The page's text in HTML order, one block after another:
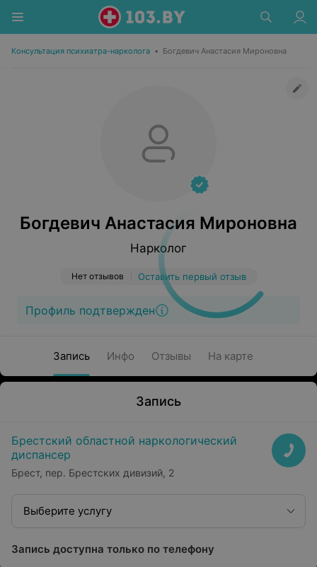
Консультация психиатра-нарколога • Богдевич Анастасия Мироновна
Богдевич Анастасия Мироновна
Нарколог
Нет отзывов Оставить первый отзыв
Профиль подтвержден
Запись Инфо Отзывы На карте
Запись
Брестский областной наркологический
диспансер
Брест, пер. Брестских дивизий, 2
Выберите услугу
Запись доступна только по телефону